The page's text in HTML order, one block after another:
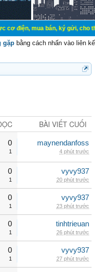
bán, ký gửi, cho thuê
gặp bằng cách nhấn vào liên
BÀI VIẾT CUỐI
0
1
maynendanfoss
4 phút trước
0
1
vyvy937
20 phút trước
0
1
vyvy937
23 phút trước
0
1
tinhtrieuan
26 phút trước
0
1
vyvy937
27 phút trước